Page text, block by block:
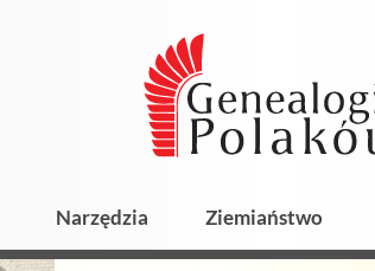
Narzędzia Ziemiaństwo